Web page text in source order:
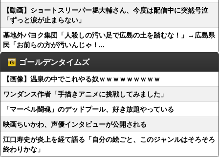
【動画】ショートスリーパー堀大輔さん、今度は配信中に突然号泣
「ずっと涙が止まらない」
基地外パヨク集団「人殺しの汚い足で広島の土を踏むな！」→広島県
民「お前らの方が汚いんじゃ！...
ゴールデンタイムズ
【画像】温泉の中でこれやる奴ｗｗｗｗｗｗｗｗｗ
ワンダンス作者「手描きアニメに挑戦してみました」
「マーベル闘魂」のデッドプール、好き放題やっている
映画ちいかわ、声優インタビューが公開される
江口寿史が炎上を経て語る「自分の絵ごと、このジャンルはそろそろ
終わりかな」